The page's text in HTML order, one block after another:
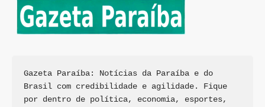
Gazeta Paraíba: Notícias da Paraíba e do
Brasil com credibilidade e agilidade. Fique
por dentro de política, economia, esportes,